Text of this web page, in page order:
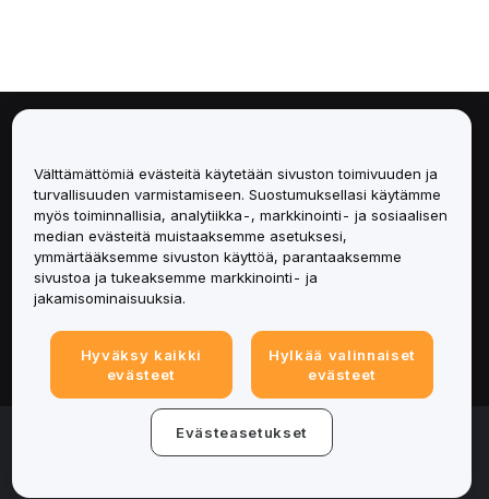
Palvelut
Tuki
Tuotteet
Lakiasiat
© 2025-2026 Bybit.eu. All rights reserved.
Välttämättömiä evästeitä käytetään sivuston toimivuuden ja
turvallisuuden varmistamiseen. Suostumuksellasi käytämme
myös toiminnallisia, analytiikka-, markkinointi- ja sosiaalisen
median evästeitä muistaaksemme asetuksesi,
ymmärtääksemme sivuston käyttöä, parantaaksemme
sivustoa ja tukeaksemme markkinointi- ja
jakamisominaisuuksia.
Hyväksy kaikki
evästeet
Hylkää valinnaiset
evästeet
Evästeasetukset